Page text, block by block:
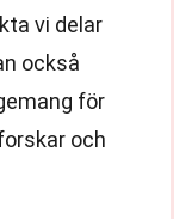
vi delar
också
för
och